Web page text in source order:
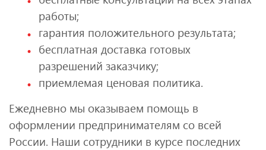
работы;
гарантия положительного результата;
бесплатная доставка готовых
разрешений заказчику;
приемлемая ценовая политика.
Ежедневно мы оказываем помощь в
оформлении предпринимателям со всей
России. Наши сотрудники в курсе последних